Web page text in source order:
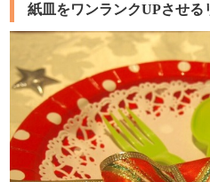
紙皿をワンランクUPさせる